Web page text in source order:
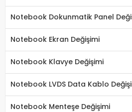
Notebook Dokunmatik Panel
Notebook Ekran Değişimi
Notebook Klavye Değişimi
Notebook LVDS Data Kablo
Notebook Menteşe Değişimi